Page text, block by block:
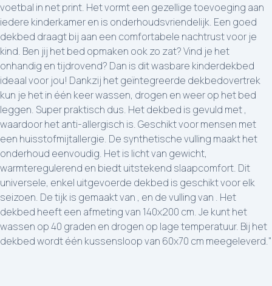
voetbal in net print. Het vormt een gezellige toevoeging aan
iedere kinderkamer en is onderhoudsvriendelijk. Een goed
dekbed draagt bij aan een comfortabele nachtrust voor je
kind. Ben jij het bed opmaken ook zo zat? Vind je het
onhandig en tijdrovend? Dan is dit wasbare kinderdekbed
ideaal voor jou! Dankzij het geïntegreerde dekbedovertrek
kun je het in één keer wassen, drogen en weer op het bed
leggen. Super praktisch dus. Het dekbed is gevuld met ,
waardoor het anti-allergisch is. Geschikt voor mensen met
een huisstofmijtallergie. De synthetische vulling maakt het
onderhoud eenvoudig. Het is licht van gewicht,
warmteregulerend en biedt uitstekend slaapcomfort. Dit
universele, enkel uitgevoerde dekbed is geschikt voor elk
seizoen. De tijk is gemaakt van , en de vulling van . Het
dekbed heeft een afmeting van 140x200 cm. Je kunt het
wassen op 40 graden en drogen op lage temperatuur. Bij het
dekbed wordt één kussensloop van 60x70 cm meegeleverd."